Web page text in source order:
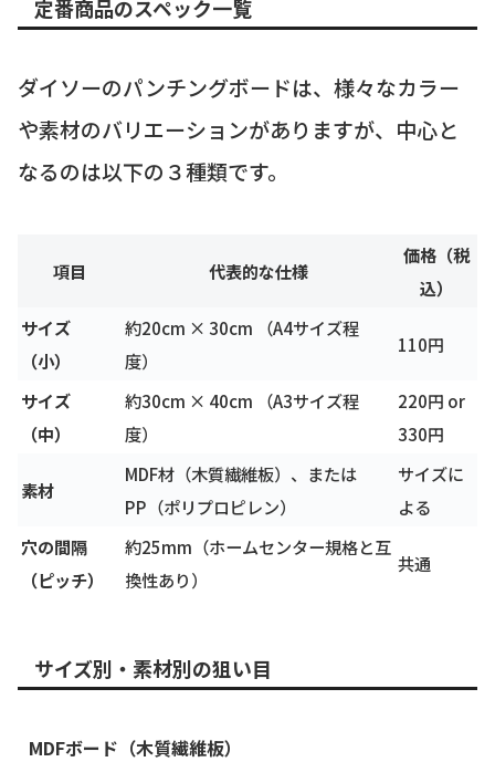
定番商品のスペック一覧
ダイソーのパンチングボードは、様々なカラー
や素材のバリエーションがありますが、中心と
なるのは以下の３種類です。
項目 代表的な仕様
価格（税
込）
サイズ
（小）
約20cm × 30cm （A4サイズ程
度）
110円
サイズ
（中）
約30cm × 40cm （A3サイズ程
度）
220円 or
330円
素材
MDF材（木質繊維板）、または
PP（ポリプロピレン）
サイズに
よる
穴の間隔
（ピッチ）
約25mm（ホームセンター規格と互
換性あり）
共通
サイズ別・素材別の狙い目
MDFボード（木質繊維板）